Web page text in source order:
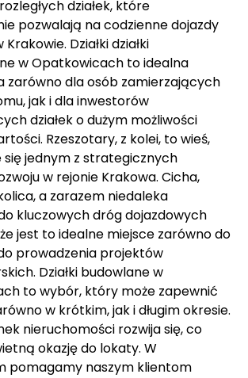
działek, które
pozwalają na codzienne dojazdy
Działki działki
w Opatkowicach to idealna
zarówno dla osób zamierzających
jak i dla inwestorów
działek o dużym możliwości
Rzeszotary, z kolei, to wieś,
jednym z strategicznych
w rejonie Krakowa. Cicha,
a zarazem niedaleka
kluczowych dróg dojazdowych
jest to idealne miejsce zarówno do
prowadzenia projektów
Działki budowlane w
to wybór, który może zapewnić
w krótkim, jak i długim okresie.
nieruchomości rozwija się, co
okazję do lokaty. W
pomagamy naszym klientom